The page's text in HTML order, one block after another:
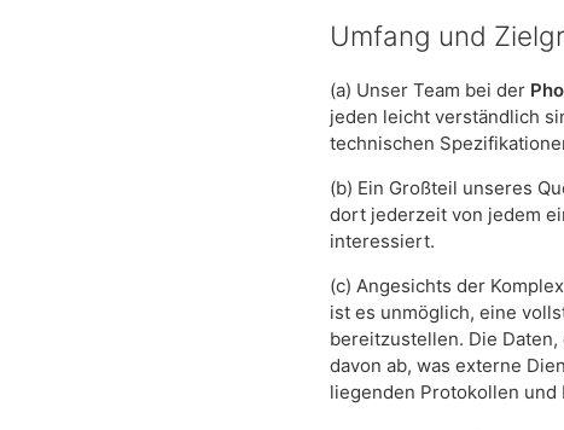
Umfang und
(a) Unser Team bei der
jeden leicht verständlich
technischen
(b) Ein Großteil unseres
dort jederzeit von jedem
interessiert.
(c) Angesichts der
ist es unmöglich, eine
bereitzustellen. Die
davon ab, was externe
liegenden Protokollen und